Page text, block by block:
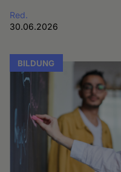
Red.
30.06.2026
BILDUNG